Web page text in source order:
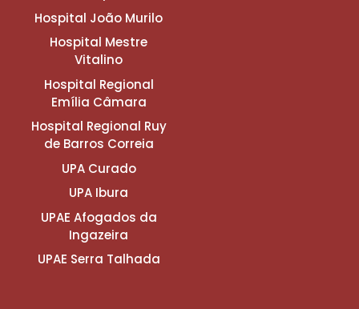
Hospital João Murilo
Hospital Mestre
Vitalino
Hospital Regional
Emília Câmara
Hospital Regional Ruy
de Barros Correia
UPA Curado
UPA Ibura
UPAE Afogados da
Ingazeira
UPAE Serra Talhada